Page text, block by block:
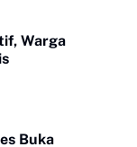
Warga
Buka